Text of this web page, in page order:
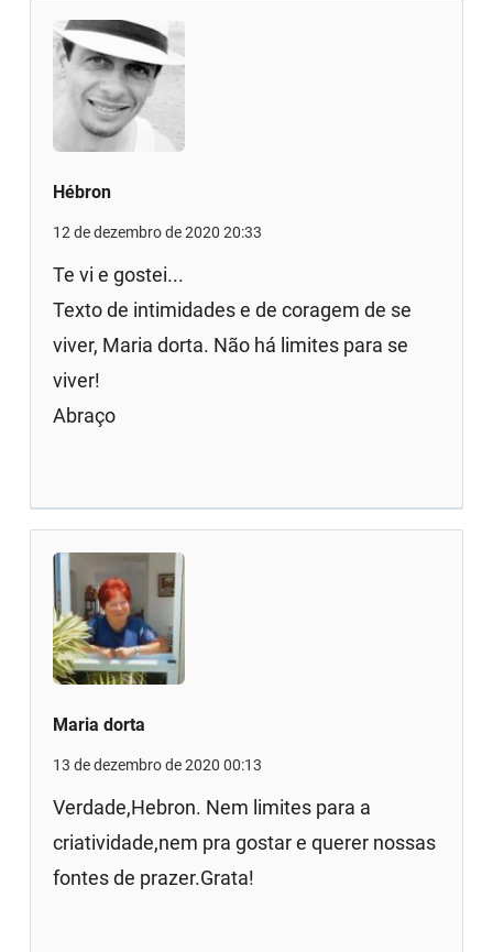
Hébron
12 de dezembro de 2020 20:33
Te vi e gostei...
Texto de intimidades e de coragem de se
viver, Maria dorta. Não há limites para se
viver!
Abraço
Maria dorta
13 de dezembro de 2020 00:13
Verdade,Hebron. Nem limites para a
criatividade,nem pra gostar e querer nossas
fontes de prazer.Grata!